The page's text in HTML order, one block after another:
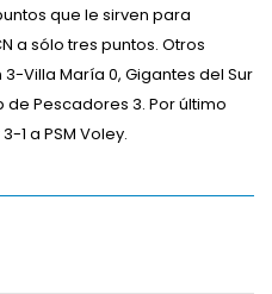
que le sirven para
a sólo tres puntos. Otros
Villa María 0, Gigantes del Sur
de Pescadores 3. Por último
1 a PSM Voley.